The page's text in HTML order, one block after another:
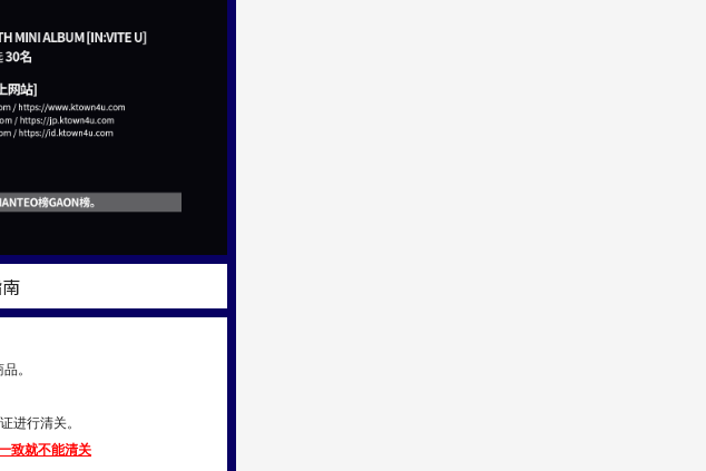
。
进行清关。
致就不能清关